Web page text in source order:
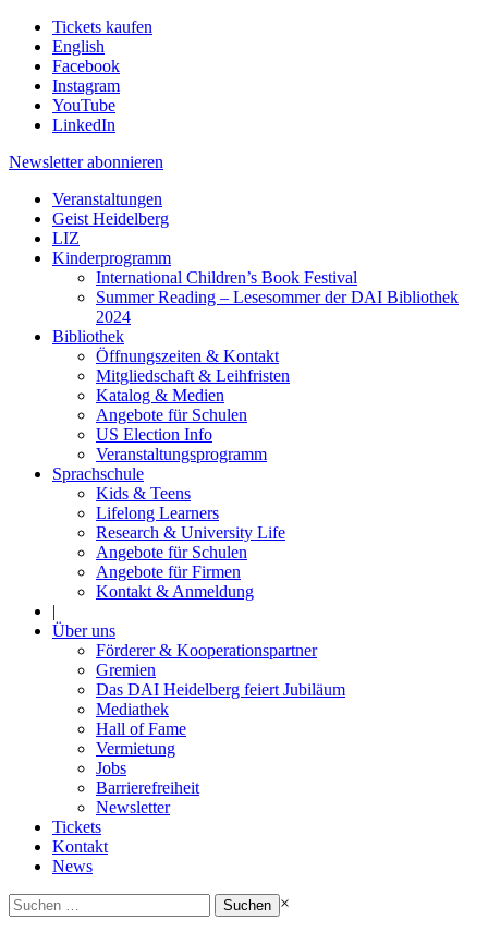
Tickets kaufen
English
Facebook
Instagram
YouTube
LinkedIn
Newsletter abonnieren
Veranstaltungen
Geist Heidelberg
LIZ
Kinderprogramm
International Children’s Book Festival
Summer Reading – Lesesommer der DAI Bibliothek
2024
Bibliothek
Öffnungszeiten & Kontakt
Mitgliedschaft & Leihfristen
Katalog & Medien
Angebote für Schulen
US Election Info
Veranstaltungsprogramm
Sprachschule
Kids & Teens
Lifelong Learners
Research & University Life
Angebote für Schulen
Angebote für Firmen
Kontakt & Anmeldung
|
Über uns
Förderer & Kooperationspartner
Gremien
Das DAI Heidelberg feiert Jubiläum
Mediathek
Hall of Fame
Vermietung
Jobs
Barrierefreiheit
Newsletter
Tickets
Kontakt
News
Suchen
nach:
×